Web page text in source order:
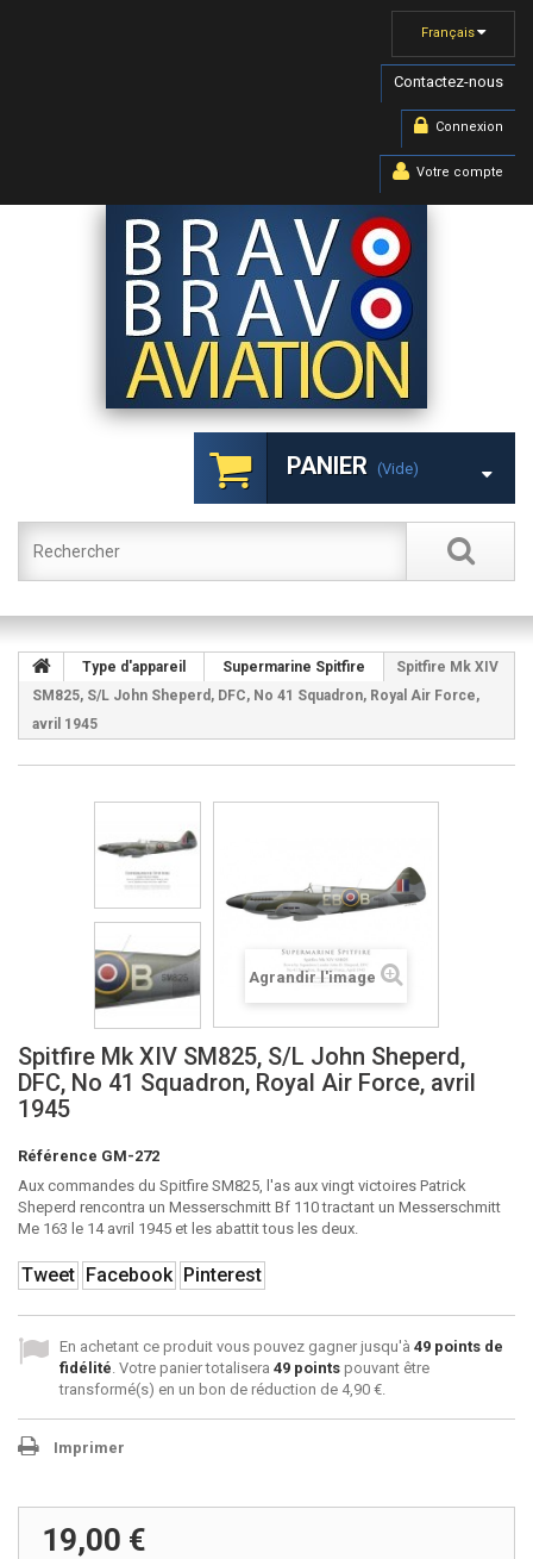
Français
Contactez-nous
Connexion
Votre compte
PANIER (vide)
Type d'appareil Supermarine Spitfire
Spitfire Mk XIV
SM825, S/L John Sheperd, DFC, No 41 Squadron, Royal Air Force,
avril 1945
Agrandir l'image
Spitfire Mk XIV SM825, S/L John Sheperd,
DFC, No 41 Squadron, Royal Air Force, avril
1945
Référence GM-272
Aux commandes du Spitfire SM825, l'as aux vingt victoires Patrick
Sheperd rencontra un Messerschmitt Bf 110 tractant un Messerschmitt
Me 163 le 14 avril 1945 et les abattit tous les deux.
Tweet Facebook Pinterest
En achetant ce produit vous pouvez gagner jusqu'à 49 points de
fidélité. Votre panier totalisera 49 points pouvant être
transformé(s) en un bon de réduction de 4,90 €.
Imprimer
19,00 €